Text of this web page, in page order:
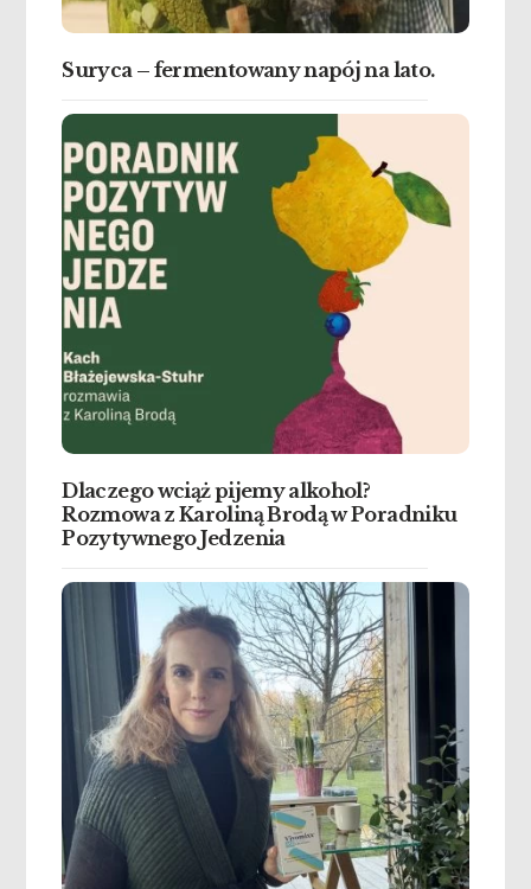
Suryca – fermentowany napój na lato.
Dlaczego wciąż pijemy alkohol?
Rozmowa z Karoliną Brodą w Poradniku
Pozytywnego Jedzenia